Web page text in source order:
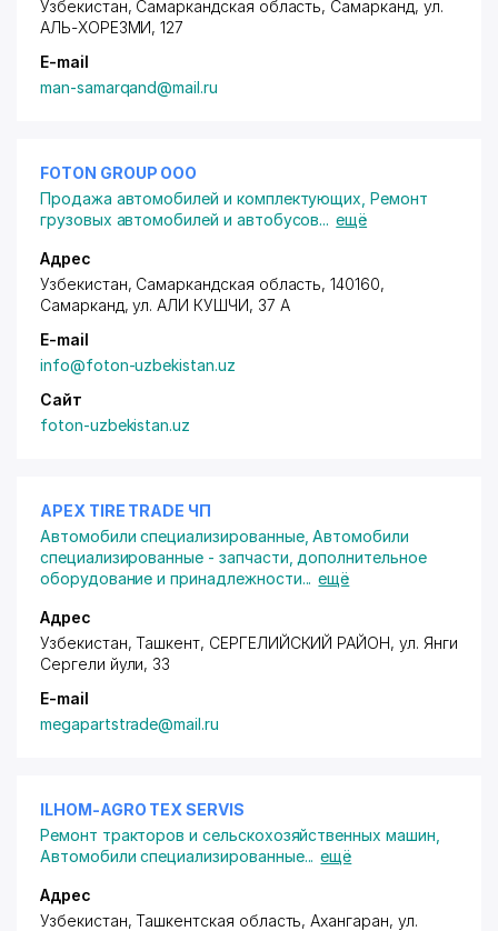
Узбекистан, Самаркандская область, Самарканд, ул.
АЛЬ-ХОРЕЗМИ, 127
E-mail
man-samarqand@mail.ru
FOTON GROUP ООО
Продажа автомобилей и комплектующих ,Ремонт
грузовых автомобилей и автобусов... ещё
Адрес
Узбекистан, Самаркандская область, 140160,
Самарканд,ул. АЛИ КУШЧИ, 37 А
E-mail
info@foton-uzbekistan.uz
Сайт
foton-uzbekistan.uz
APEX TIRE TRADE ЧП
Автомобили специализированные,Автомобили
специализированные - запчасти, дополнительное
оборудование и принадлежности... ещё
Адрес
Узбекистан, Ташкент, СЕРГЕЛИЙСКИЙ РАЙОН, ул. Янги
Сергели йули, 33
E-mail
megapartstrade@mail.ru
ILHOM-AGRO TEX SERVIS
Ремонт тракторов и сельскохозяйственных машин
Автомобили специализированные... ещё
Адрес
Узбекистан, Ташкентская область, Ахангаран, ул.